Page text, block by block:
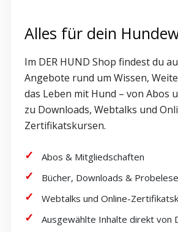
Alles für dein
Im DER HUND Shop findest du
Angebote rund um Wissen,
das Leben mit Hund – von Abos
zu Downloads, Webtalks und
Zertifikatskursen.
Abos & Mitgliedschaften
Bücher, Downloads &
Webtalks und Online-
Ausgewählte Inhalte direkt von